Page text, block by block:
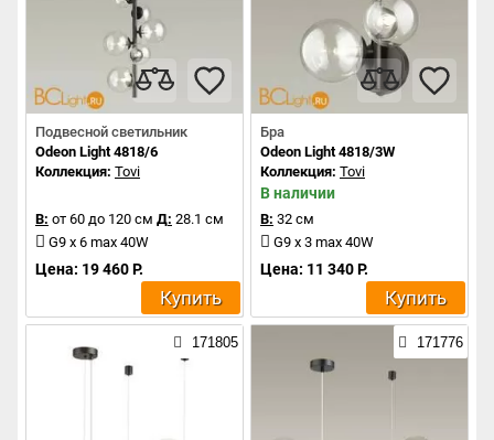
Подвесной светильник
Odeon Light 4818/6
Коллекция: Tovi
В: от 60 до 120 см Д: 28.1 см
G9 x 6 max 40W
Цена: 19 460 Р.
Купить
Бра
Odeon Light 4818/3W
Коллекция: Tovi
В наличии
В: 32 см
G9 x 3 max 40W
Цена: 11 340 Р.
Купить
171805 171776